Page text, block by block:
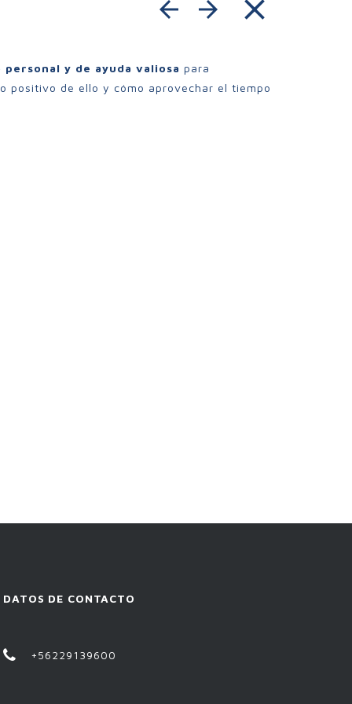
arrow_back arrow_forward close
y de ayuda valiosa para
positivo de ello y cómo aprovechar el tiempo
DATOS DE CONTACTO
+56229139600